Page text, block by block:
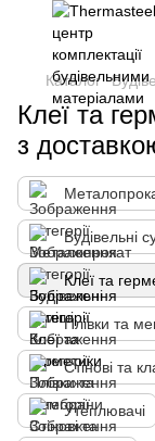
Каталог
Клеї та
з
Будівельні
Клеї та
Плівки та
Стінові та
Утеплювачі